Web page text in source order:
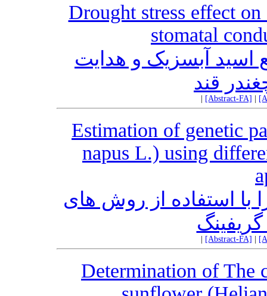
Drought stress effect
stomatal
آبسزیک و هدایت
قند
[Abstract-FA]
Estimation of genetic
napus L.) using
با استفاده از روش های
[Abstract-FA]
Determination of The